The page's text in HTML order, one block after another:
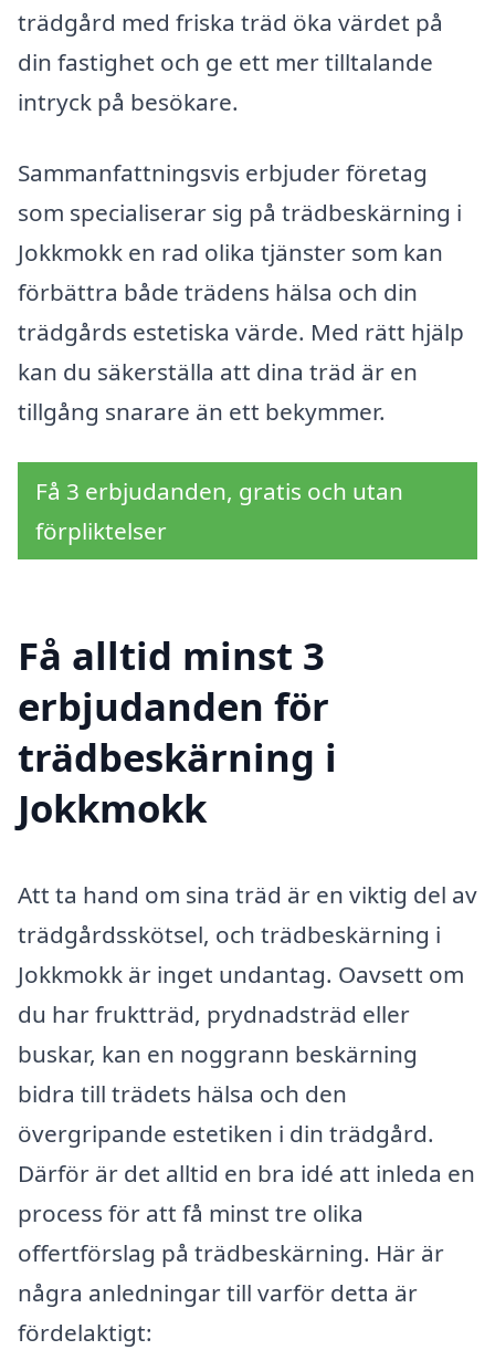
trädgård med friska träd öka värdet på
din fastighet och ge ett mer tilltalande
intryck på besökare.
Sammanfattningsvis erbjuder företag
som specialiserar sig på trädbeskärning i
Jokkmokk en rad olika tjänster som kan
förbättra både trädens hälsa och din
trädgårds estetiska värde. Med rätt hjälp
kan du säkerställa att dina träd är en
tillgång snarare än ett bekymmer.
Få 3 erbjudanden, gratis och utan
förpliktelser
Få alltid minst 3
erbjudanden för
trädbeskärning i
Jokkmokk
Att ta hand om sina träd är en viktig del av
trädgårdsskötsel, och trädbeskärning i
Jokkmokk är inget undantag. Oavsett om
du har fruktträd, prydnadsträd eller
buskar, kan en noggrann beskärning
bidra till trädets hälsa och den
övergripande estetiken i din trädgård.
Därför är det alltid en bra idé att inleda en
process för att få minst tre olika
offertförslag på trädbeskärning. Här är
några anledningar till varför detta är
fördelaktigt: